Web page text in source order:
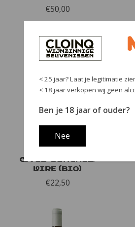
€50,00
Dom. de la
Reniere, les
Caves-Blanches,
Loire (bio)
€22,50
< 25 jaar? Laat je legitimatie
< 18 jaar verkopen wij geen
Ben je 18 jaar of ouder?
Nee